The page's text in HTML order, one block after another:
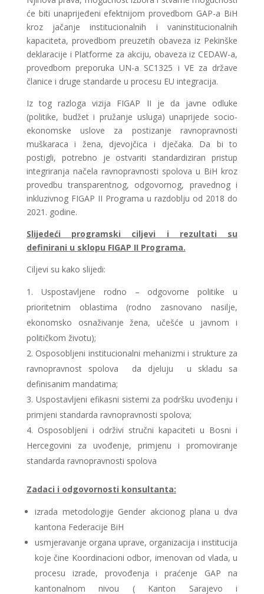
će biti unaprijeđeni efektnijom provedbom GAP-a BiH
kroz jačanje institucionalnih i vaninstitucionalnih
kapaciteta, provedbom preuzetih obaveza iz Pekinške
deklaracije i Platforme za akciju, obaveza iz CEDAW-a,
provedbom preporuka UN-a SC1325 i VE za države
članice i druge standarde u procesu EU integracija.
Iz tog razloga vizija FIGAP II je da javne odluke
(politike, budžet i pružanje usluga) unaprijede socio-
ekonomske uslove za postizanje ravnopravnosti
muškaraca i žena, djevojčica i dječaka. Da bi to
postigli, potrebno je ostvariti standardiziran pristup
integriranja načela ravnopravnosti spolova u BiH kroz
provedbu transparentnog, odgovornog, pravednog i
inkluzivnog FIGAP II Programa u razdoblju od 2018 do
2021. godine.
Slijedeći programski ciljevi i rezultati su
definirani u sklopu FIGAP II Programa.
Ciljevi su kako slijedi:
Uspostavljene rodno – odgovorne politike u
prioritetnim oblastima (rodno zasnovano nasilje,
ekonomsko osnaživanje žena, učešće u javnom i
političkom životu);
Osposobljeni institucionalni mehanizmi i strukture za
ravnopravnost spolova da djeluju u skladu sa
definisanim mandatima;
Uspostavljeni efikasni sistemi za podršku uvođenju i
primjeni standarda ravnopravnosti spolova;
Osposobljeni i održivi stručni kapaciteti u Bosni i
Hercegovini za uvođenje, primjenu i promoviranje
standarda ravnopravnosti spolova
Zadaci i odgovornosti konsultanta:
izrada metodologije Gender akcionog plana u dva
kantona Federacije BiH
usmjeravanje organa uprave, organizacija i institucija
koje čine Koordinacioni odbor, imenovan od vlada, u
procesu izrade, provođenja i praćenje GAP na
kantonalnom nivou ( Kanton Sarajevo i